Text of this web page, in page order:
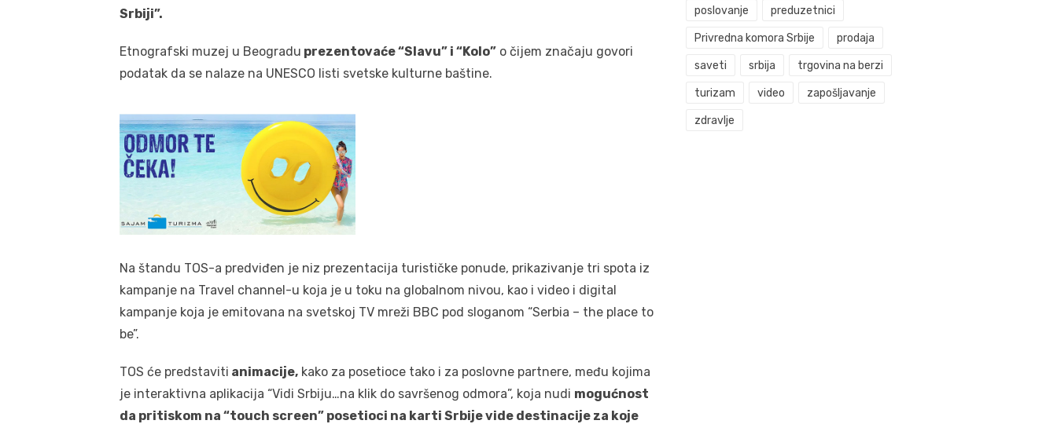
Srbiji”.
Etnografski muzej u Beogradu prezentovaće “Slavu” i “Kolo” o čijem značaju govori
podatak da se nalaze na UNESCO listi svetske kulturne baštine.
Na štandu TOS-a predviđen je niz prezentacija turističke ponude, prikazivanje tri spota iz
kampanje na Travel channel-u koja je u toku na globalnom nivou, kao i video i digital
kampanje koja je emitovana na svetskoj TV mreži BBC pod sloganom “Serbia – the place to
be”.
TOS će predstaviti animacije, kako za posetioce tako i za poslovne partnere, među kojima
je interaktivna aplikacija “Vidi Srbiju…na klik do savršenog odmora”, koja nudi mogućnost
da pritiskom na “touch screen” posetioci na karti Srbije vide destinacije za koje
poslovanje preduzetnici
Privredna komora Srbije prodaja
saveti srbija trgovina na berzi
turizam video zapošljavanje
zdravlje